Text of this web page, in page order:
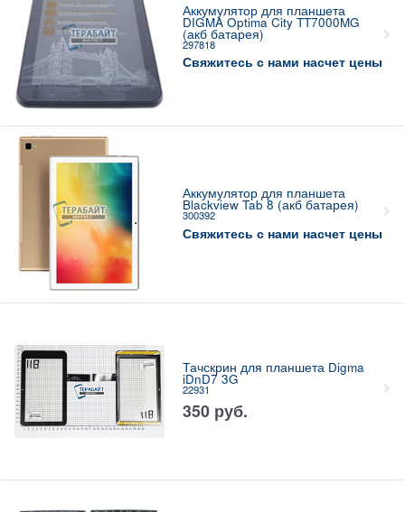
Аккумулятор для планшета
DIGMA Optima City TT7000MG
(акб батарея)
297818
Свяжитесь с нами насчет цены
Аккумулятор для планшета
Blackview Tab 8 (акб батарея)
300392
Свяжитесь с нами насчет цены
Тачскрин для планшета Digma
iDnD7 3G
22931
350 руб.